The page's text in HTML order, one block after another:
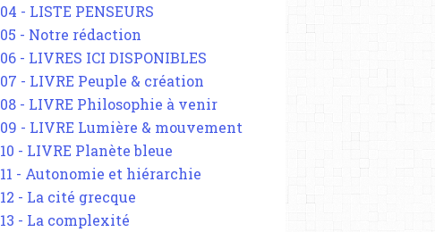
04 - LISTE PENSEURS
05 - Notre rédaction
06 - LIVRES ICI DISPONIBLES
07 - LIVRE Peuple & création
08 - LIVRE Philosophie à venir
09 - LIVRE Lumière & mouvement
10 - LIVRE Planète bleue
11 - Autonomie et hiérarchie
12 - La cité grecque
13 - La complexité